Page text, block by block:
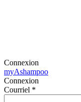
Connexion
myAshampoo
Connexion
Courriel *